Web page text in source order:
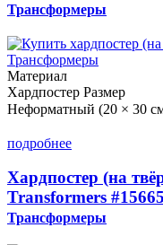
Трансформеры
Материал
Хардпостер Размер
Неформатный (20 × 30
подробнее
Хардпостер (на
Transformers #15665
Трансформеры